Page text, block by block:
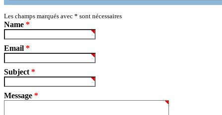
Les champs marqués avec * sont nécessaires
Name *
Email *
Subject *
Message *